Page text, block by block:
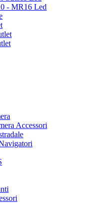
- MR16 Led
Accessori